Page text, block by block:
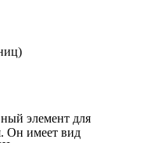
элемент для
Он имеет вид